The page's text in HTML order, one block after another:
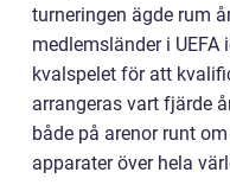
turneringen ägde rum
medlemsländer i
kvalspelet för att
arrangeras vart fjärde
både på arenor runt
apparater över hela